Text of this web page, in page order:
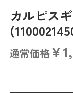
カルピス
通常価格￥